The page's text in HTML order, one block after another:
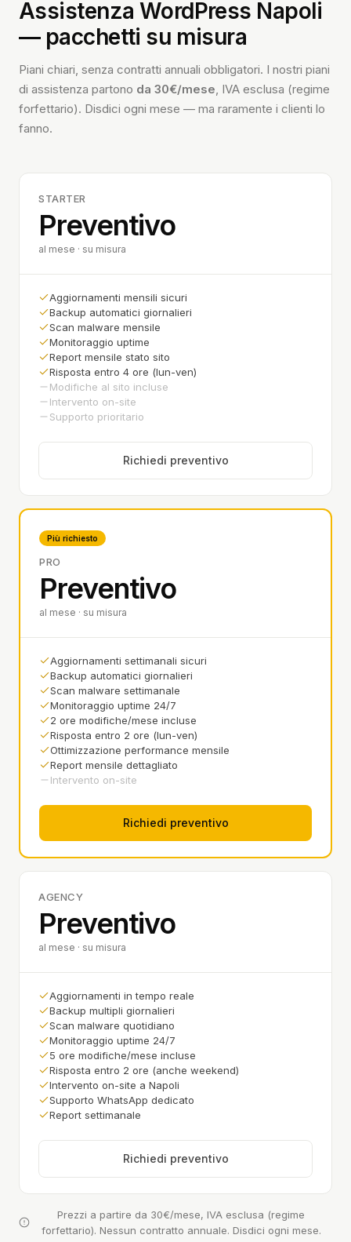
Assistenza WordPress Napoli
— pacchetti su misura
Piani chiari, senza contratti annuali obbligatori. I nostri piani
di assistenza partono da 30€/mese, IVA esclusa (regime
forfettario). Disdici ogni mese — ma raramente i clienti lo
fanno.
STARTER
Preventivo
al mese · su misura
Aggiornamenti mensili sicuri
Backup automatici giornalieri
Scan malware mensile
Monitoraggio uptime
Report mensile stato sito
Risposta entro 4 ore (lun-ven)
Modifiche al sito incluse
Intervento on-site
Supporto prioritario
Richiedi preventivo
Più richiesto
PRO
Preventivo
al mese · su misura
Aggiornamenti settimanali sicuri
Backup automatici giornalieri
Scan malware settimanale
Monitoraggio uptime 24/7
2 ore modifiche/mese incluse
Risposta entro 2 ore (lun-ven)
Ottimizzazione performance mensile
Report mensile dettagliato
Intervento on-site
Richiedi preventivo
AGENCY
Preventivo
al mese · su misura
Aggiornamenti in tempo reale
Backup multipli giornalieri
Scan malware quotidiano
Monitoraggio uptime 24/7
5 ore modifiche/mese incluse
Risposta entro 2 ore (anche weekend)
Intervento on-site a Napoli
Supporto WhatsApp dedicato
Report settimanale
Richiedi preventivo
Prezzi a partire da 30€/mese, IVA esclusa (regime
forfettario). Nessun contratto annuale. Disdici ogni mese.